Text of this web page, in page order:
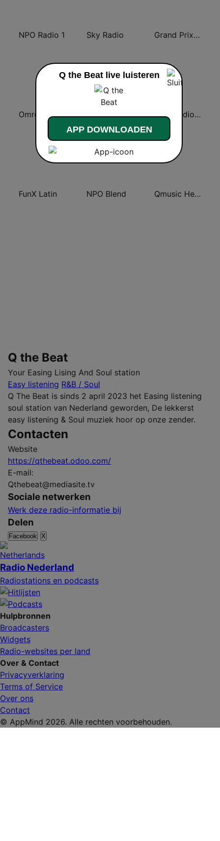
NPO Radio 1 Sky Radio Grand Prix Radio
Omroep Brabant Radio Continu NPO Radio 3FM
FunX Latin NPO Blend Qmusic Het Foute Uur
Q the Beat
Your Easing Lising And Soul station
Easy listening R&B / Soul
Q The Beat is sinds 2 april 2023 het Easing listening
soul station van Nederland geworden, De lekkerst
easy listening & Soul muziek hoor op onze zender.
Contacten
Website
https://qthebeat.odoo.com/
E-mail:
Qthebeat@mediasite.tv
Sociale netwerken
Werk deze radio-informatie bij
Delen
Facebook X
Radio Nederland
Radiostations en podcasts
Hulpbronnen
Broadcasters
Widgets
Radio-websites per land
Over & Contact
Privacyverklaring
Terms of Service
Over ons
Contact
© AppMind 2026. Alle rechten voorbehouden.
Q the Beat live luisteren
APP DOWNLOADEN